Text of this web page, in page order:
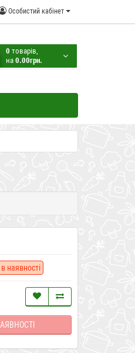
Особистий кабінет
0 товарів,
на 0.00грн.
наявності